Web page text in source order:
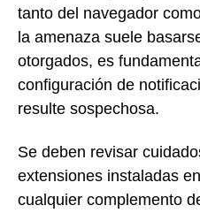
tanto del navegador
la amenaza suele
otorgados, es
configuración de
resulte sospechosa.
Se deben revisar
extensiones instaladas
cualquier complemento